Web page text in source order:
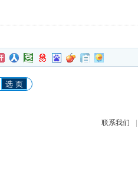
选 页
联系我们 |